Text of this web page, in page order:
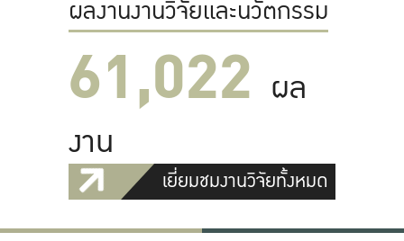
ผลงานงานวิจัยและนวัตกรรม
61,022 ผล
งาน
เยี่ยมชมงานวิจัยทั้งหมด